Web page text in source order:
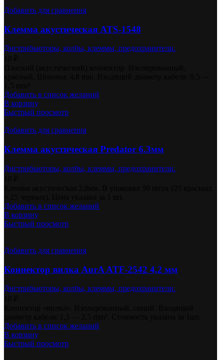
Добавить для сравнения
Клемма акустическая ATS-1548
Дистрибьюторы, колбы, клеммы, предохранители.
Добавить в список желаний
В корзину
Быстрый просмотр
Добавить для сравнения
Клемма акустическая Predator 6.3мм
Дистрибьюторы, колбы, клеммы, предохранители.
Добавить в список желаний
В корзину
Быстрый просмотр
Добавить для сравнения
Коннектор вилка AurA ATF-2542 4,2 мм
Дистрибьюторы, колбы, клеммы, предохранители.
Добавить в список желаний
В корзину
Быстрый просмотр